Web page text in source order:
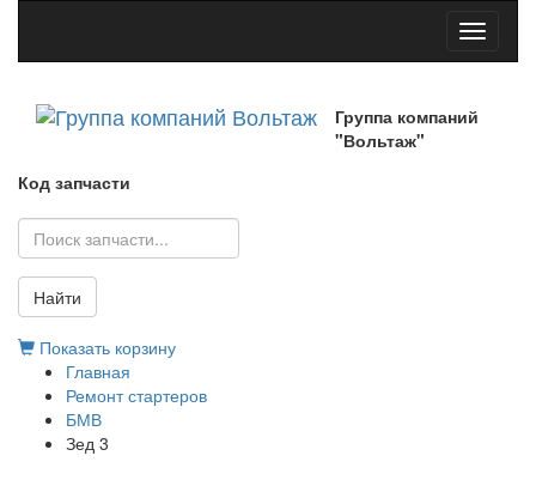
Toggle
Группа компаний
"Вольтаж"
Код запчасти
Найти
Показать корзину
Главная
Ремонт стартеров
БМВ
Зед 3